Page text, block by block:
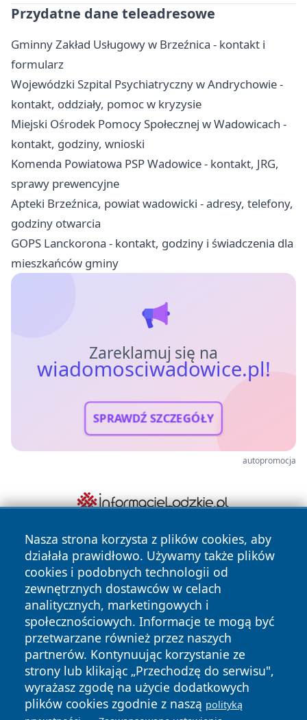
Przydatne dane teleadresowe
Gminny Zakład Usługowy w Brzeźnica - kontakt i
formularz
Wojewódzki Szpital Psychiatryczny w Andrychowie -
kontakt, oddziały, pomoc w kryzysie
Miejski Ośrodek Pomocy Społecznej w Wadowicach -
kontakt, godziny, wnioski
Komenda Powiatowa PSP Wadowice - kontakt, JRG,
sprawy prewencyjne
Apteki Brzeźnica, powiat wadowicki - adresy, telefony,
godziny otwarcia
GOPS Lanckorona - kontakt, godziny i świadczenia dla
mieszkańców gminy
Zareklamuj się na
wiadomosciwadowice.pl!
SPRAWDŹ SZCZEGÓŁY
autopromocja
Nasza strona korzysta z plików cookies, aby
działała prawidłowo. Używamy także plików
cookies i podobnych technologii od
zewnętrznych dostawców w celach
analitycznych, marketingowych i
społecznościowych. Informacje te mogą być
przetwarzane również przez naszych
partnerów. Kontynuując korzystanie ze
strony lub klikając „Przechodzę do serwisu",
wyrażasz zgodę na użycie dodatkowych
plików cookies zgodnie z naszą polityką
Copyright © 2026 wiadomosciwadowice.pl Wszystkie prawa
zastrzeżone.
News Autorzy
Polityka
Prywatności
Polityka
Cookies